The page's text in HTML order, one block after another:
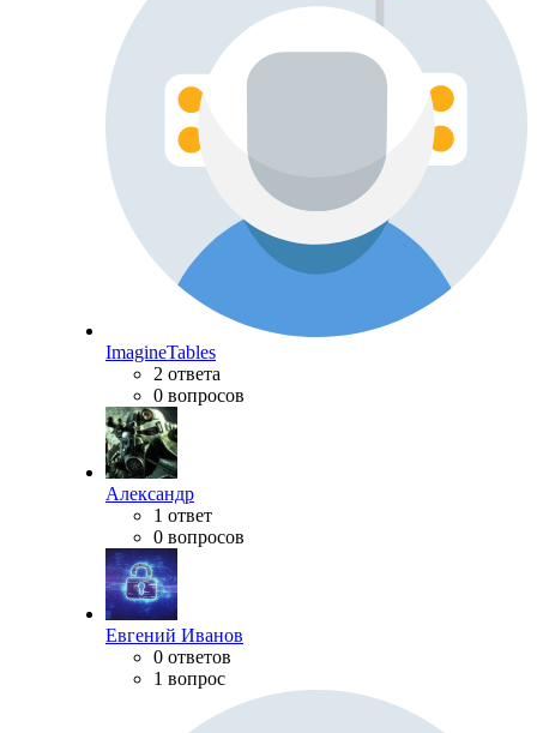
ImagineTables
2 ответа
0 вопросов
Александр
1 ответ
0 вопросов
Евгений Иванов
0 ответов
1 вопрос